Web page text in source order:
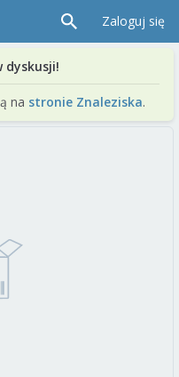
Zaloguj się
dyskusji!
na stronie Znaleziska.